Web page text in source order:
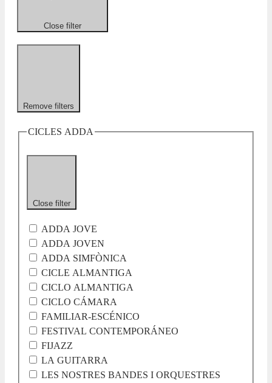
Close filter
Remove filters
CICLES ADDA
Close filter
ADDA JOVE
ADDA JOVEN
ADDA SIMFÒNICA
CICLE ALMANTIGA
CICLO ALMANTIGA
CICLO CÁMARA
FAMILIAR-ESCÉNICO
FESTIVAL CONTEMPORÁNEO
FIJAZZ
LA GUITARRA
LES NOSTRES BANDES I ORQUESTRES